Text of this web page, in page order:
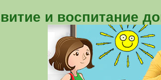
и воспитание